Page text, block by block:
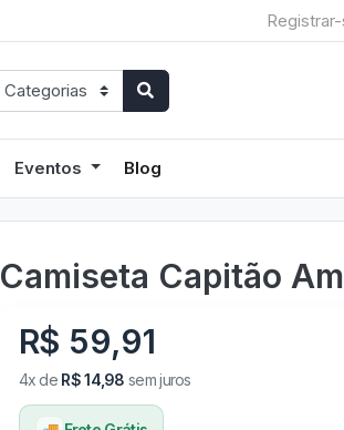
Eventos Blog
Camiseta Capitão
R$ 59,91
4x de R$ 14,98 sem juros